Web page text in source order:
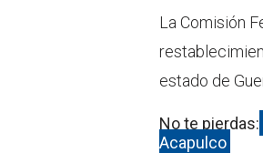
La Comisión
estado de
No te pierdas:
Acapulco